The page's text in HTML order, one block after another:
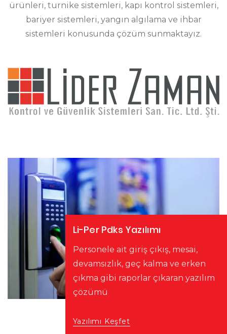
ürünleri, turnike sistemleri, kapı kontrol sistemleri,
bariyer sistemleri, yangın algılama ve ihbar
sistemleri konusunda çözüm sunmaktayız.
Li-Per Pdks Yazılımı
Personele ait giriş çıkış, mesai,
devamsızlık, geç kalma ve erken
çıkma gibi raporlar çıkaran yazılım
çözümü
Yazılımı Keşfet